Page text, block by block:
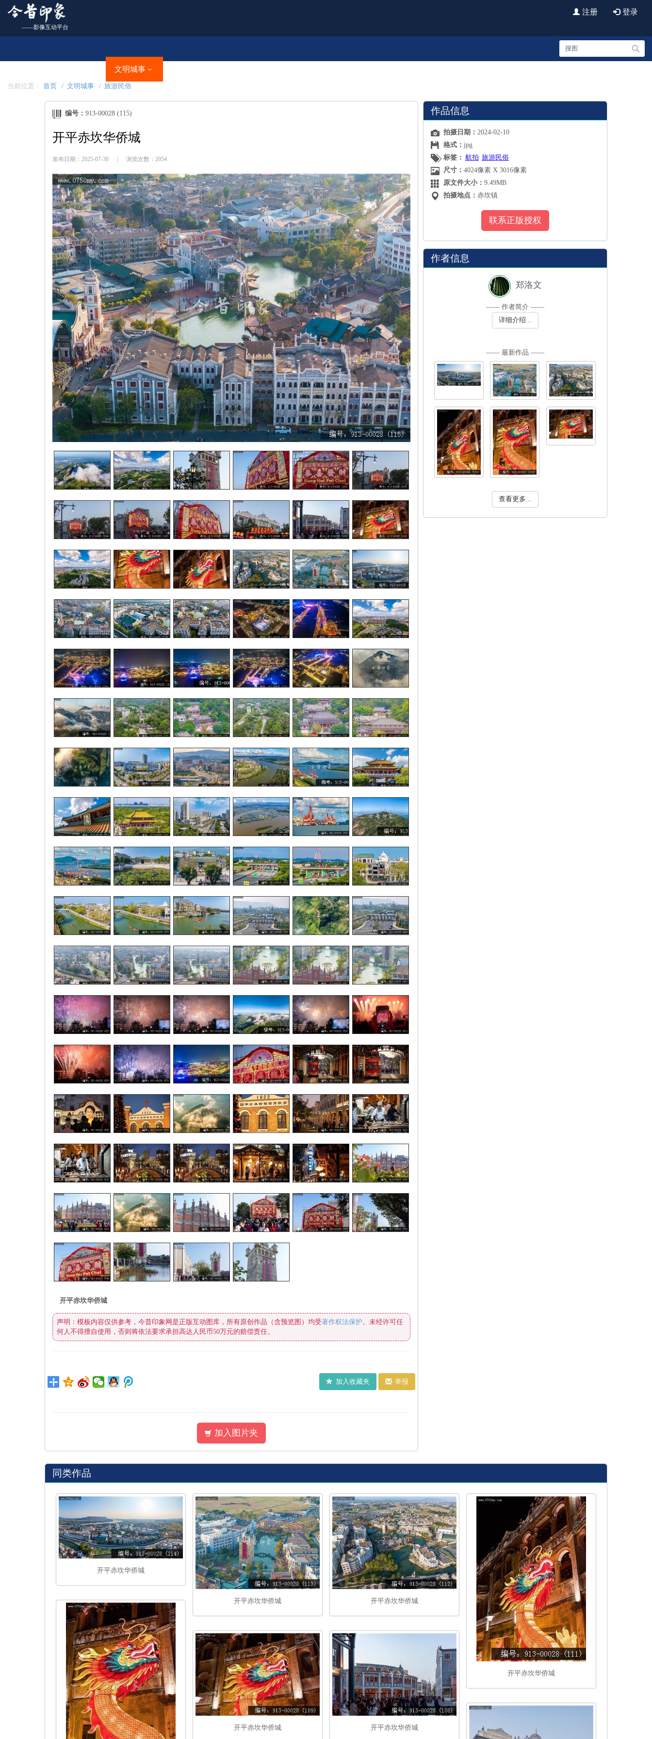
——影像互动平台
注册 登录
文明城事
当前位置： 首页 文明城事 旅游民俗
编号： 913-00028 (115)
开平赤坎华侨城
发布日期：2025-07-30 浏览次数：2054
开平赤坎华侨城
声明：模板内容仅供参考，今昔印象网是正版互动图库，所有原创作品（含预览图）均受著作权法保护
何人不得擅自使用，否则将依法要求承担高达人民币50万元的赔偿责任。
加入收藏夹 举报
加入图片夹
作品信息
拍摄日期： 2024-02-10
格式： jpg
标签： 航拍 旅游民俗
尺寸： 4024像素 X 3016像素
原文件大小： 9.49MB
拍摄地点： 赤坎镇
联系正版授权
作者信息
郑洛文
—— 作者简介 ——
详细介绍...
—— 最新作品 ——
查看更多...
同类作品
开平赤坎华侨城
开平赤坎华侨城 开平赤坎华侨城
开平赤坎华侨城
开平赤坎华侨城 开平赤坎华侨城